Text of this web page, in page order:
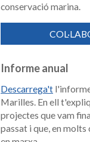
conservació marina.
Informe anual
Descarrega't
Marilles. En ell
projectes que vam
passat i que, en molts